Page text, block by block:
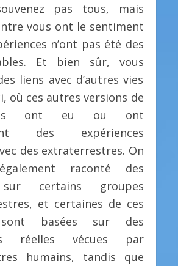
pas tous, mais
vous ont le sentiment
n’ont pas été des
Et bien sûr, vous
liens avec d’autres vies
où ces autres versions de
ont eu ou ont
des expériences
des extraterrestres. On
raconté des
certains groupes
et certaines de ces
basées sur des
réelles vécues par
humains, tandis que